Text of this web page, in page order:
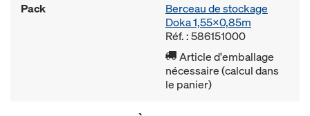
Pack
Berceau de stockage
Doka 1,55x0,85m
Réf. : 586151000
Article d'emballage
nécessaire (calcul dans
le panier)